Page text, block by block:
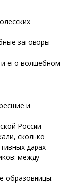
заговоры
его волшебном
и
России
сколько
дарах
между
образовницы: